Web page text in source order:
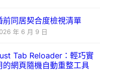
前同居契合度檢視清單
年 6 月 9 日
Tab Reloader：輕巧實
的網頁隨機自動重整工具